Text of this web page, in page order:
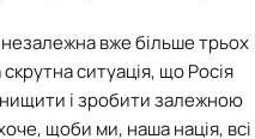
вже більше трьох
ситуація, що Росія
і зробити залежною
щоби ми, наша нація, всі